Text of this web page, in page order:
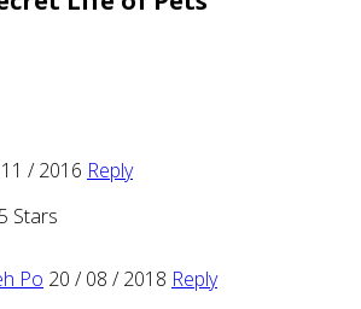
/ 2016 Reply
Stars
Po 20 / 08 / 2018 Reply